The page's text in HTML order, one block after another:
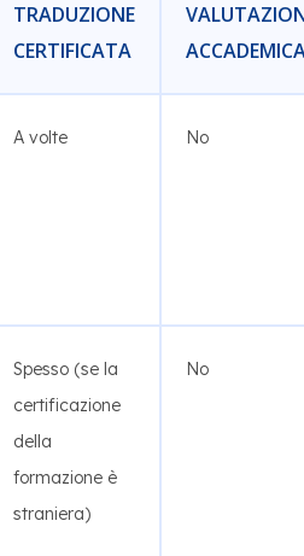
TRADUZIONE
CERTIFICATA
A volte No
Spesso (se la
certificazione
della
formazione è
straniera)
No